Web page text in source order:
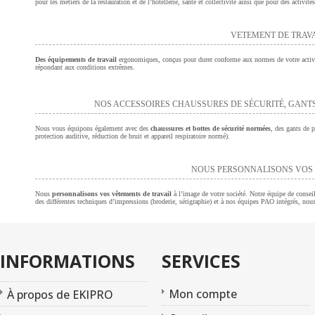
pour les métiers de la restauration et de l’hôtellerie, santé et collectivité ainsi que pour des
VETEMENT DE
Des équipements de travail ergonomiques, conçus pour durer conforme aux normes de votre
répondant aux conditions extrêmes.
NOS ACCESSOIRES CHAUSSURES DE SÉCURITÉ,
Nous vous équipons également avec des chaussures et bottes de sécurité normées, des gants de
protection auditive, réduction de bruit et appareil respiratoire normé).
NOUS PERSONNALISONS
Nous personnalisons vos vêtements de travail à l’image de votre société. Notre équipe de
des différentes techniques d’impressions (broderie, sérigraphie) et à nos équipes PAO intégrés,
INFORMATIONS
À propos de EKIPRO
SERVICES
Mon compte